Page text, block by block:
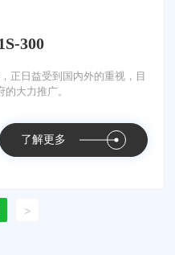
300
正日益受到国内外的重视，目
大力推广。
了解更多
>